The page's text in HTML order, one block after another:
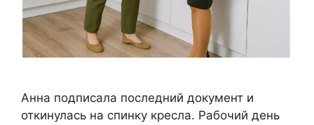
Анна подписала последний документ и
откинулась на спинку кресла. Рабочий день